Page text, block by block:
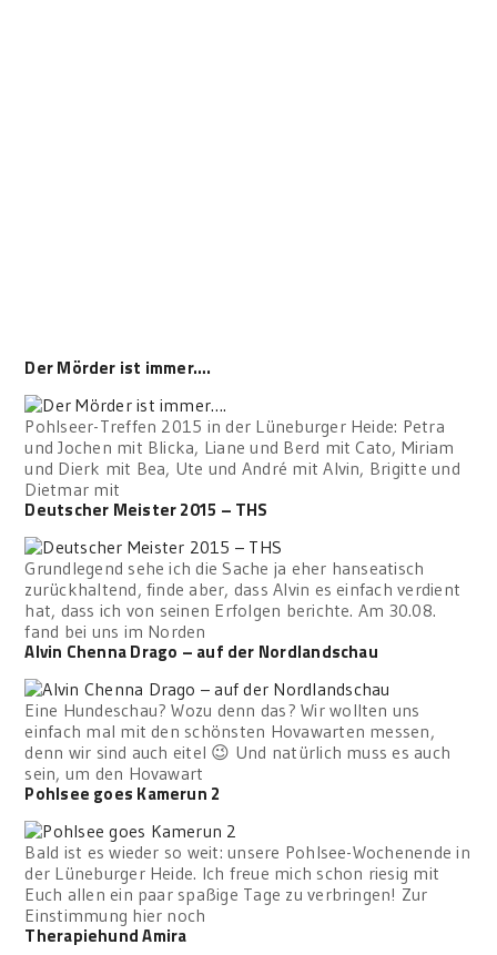
Der Mörder ist immer….
Pohlseer-Treffen 2015 in der Lüneburger Heide: Petra
und Jochen mit Blicka, Liane und Berd mit Cato, Miriam
und Dierk mit Bea, Ute und André mit Alvin, Brigitte und
Dietmar mit
Deutscher Meister 2015 – THS
Grundlegend sehe ich die Sache ja eher hanseatisch
zurückhaltend, finde aber, dass Alvin es einfach verdient
hat, dass ich von seinen Erfolgen berichte. Am 30.08.
fand bei uns im Norden
Alvin Chenna Drago – auf der Nordlandschau
Eine Hundeschau? Wozu denn das? Wir wollten uns
einfach mal mit den schönsten Hovawarten messen,
denn wir sind auch eitel 😉 Und natürlich muss es auch
sein, um den Hovawart
Pohlsee goes Kamerun 2
Bald ist es wieder so weit: unsere Pohlsee-Wochenende in
der Lüneburger Heide. Ich freue mich schon riesig mit
Euch allen ein paar spaßige Tage zu verbringen! Zur
Einstimmung hier noch
Therapiehund Amira